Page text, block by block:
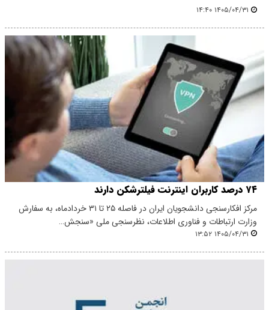
۱۴۰۵/۰۴/۳۱ ۱۴:۴۰
۷۴ درصد کاربران اینترنت فیلترشکن دارند
مرکز افکارسنجی دانشجویان ایران در فاصله ۲۵ تا ۳۱ خردادماه، به سفارش
وزارت ارتباطات و فناوری اطلاعات، نظرسنجی ملی «سنجش…
۱۴۰۵/۰۴/۳۱ ۱۳:۵۲